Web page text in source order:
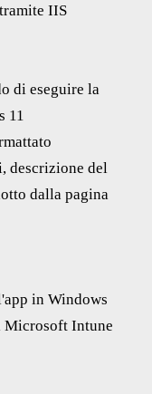
IIS
di eseguire la
11
descrizione del
dalla pagina
in Windows
Microsoft Intune